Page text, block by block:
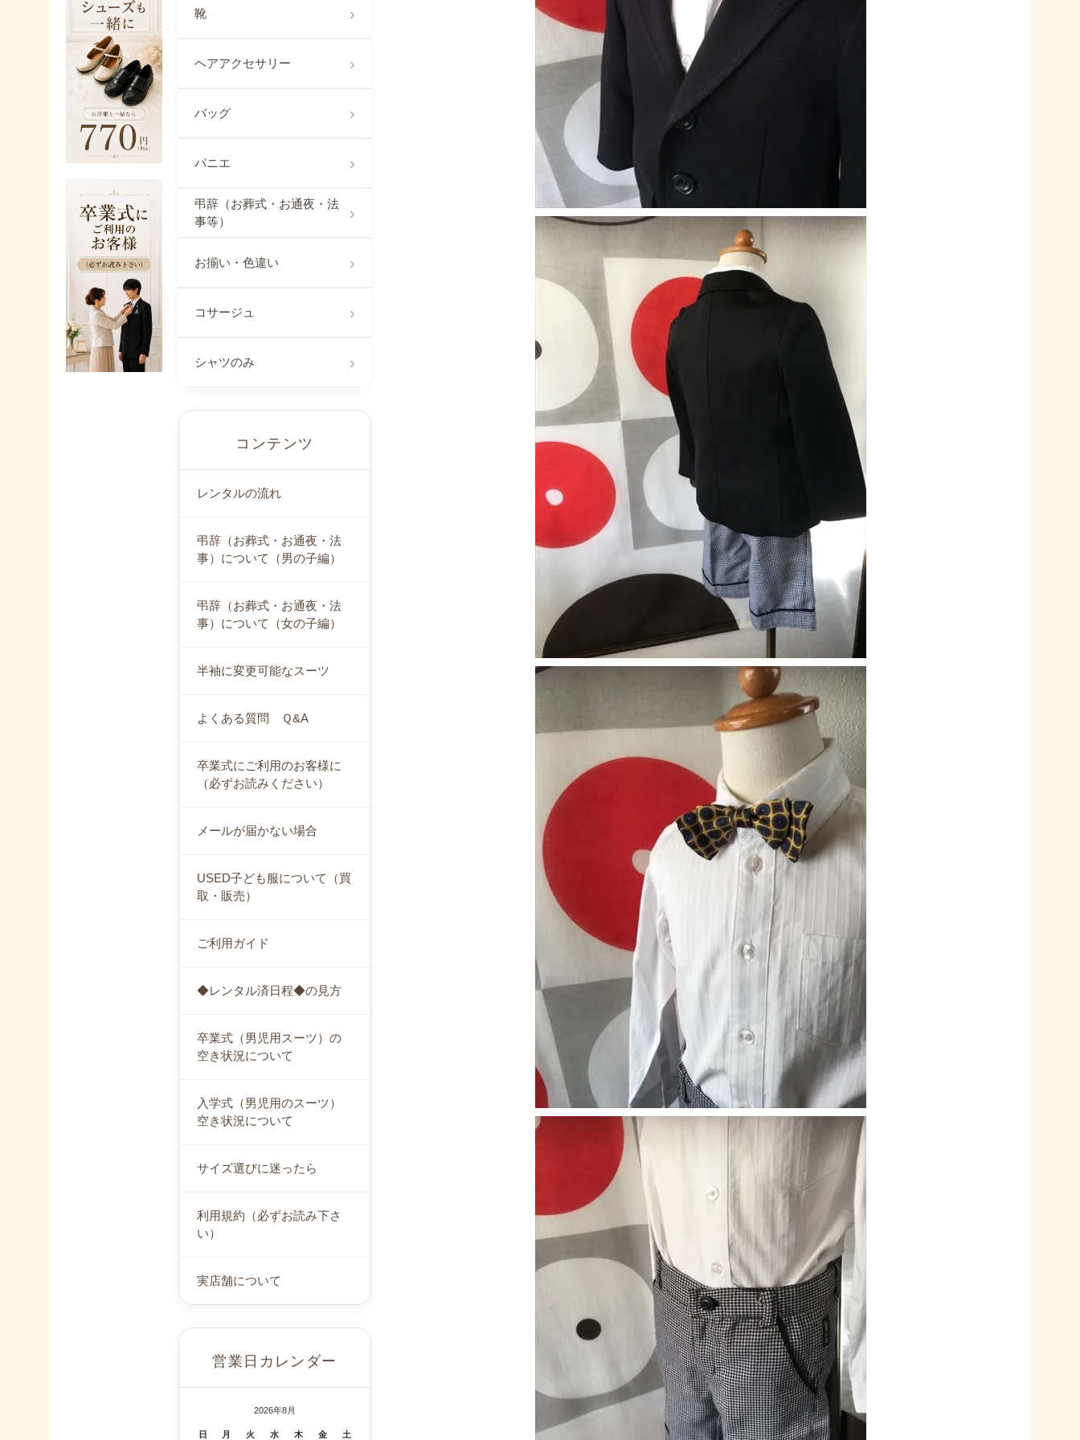
靴
ヘアアクセサリー
バッグ
パニエ
弔辞（お葬式・お通夜・法
事等）
お揃い・色違い
コサージュ
シャツのみ
コンテンツ
レンタルの流れ
弔辞（お葬式・お通夜・法
事）について（男の子編）
弔辞（お葬式・お通夜・法
事）について（女の子編）
半袖に変更可能なスーツ
よくある質問 Ｑ&A
卒業式にご利用のお客様に
（必ずお読みください）
メールが届かない場合
USED子ども服について（買
取・販売）
ご利用ガイド
◆レンタル済日程◆の見方
卒業式（男児用スーツ）の
空き状況について
入学式（男児用のスーツ）
空き状況について
サイズ選びに迷ったら
利用規約（必ずお読み下さ
い）
実店舗について
営業日カレンダー
2026年8月
日 月 火 水 木 金 土